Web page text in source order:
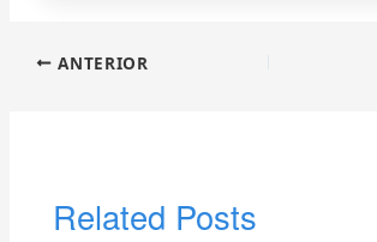
ANTERIOR
Related Posts